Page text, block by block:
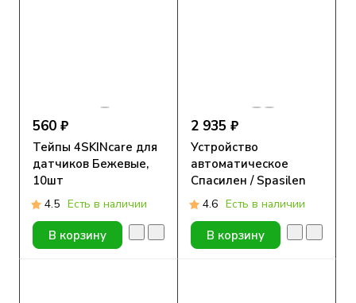
560 ₽
Тейпы 4SKINcare для
датчиков Бежевые,
10шт
4.5 Есть в наличии
В корзину
2 935 ₽
Устройство
автоматическое
Спасилен / Spasilen
для
самостоятельного
проведения инъекций
4.6 Есть в наличии
В корзину